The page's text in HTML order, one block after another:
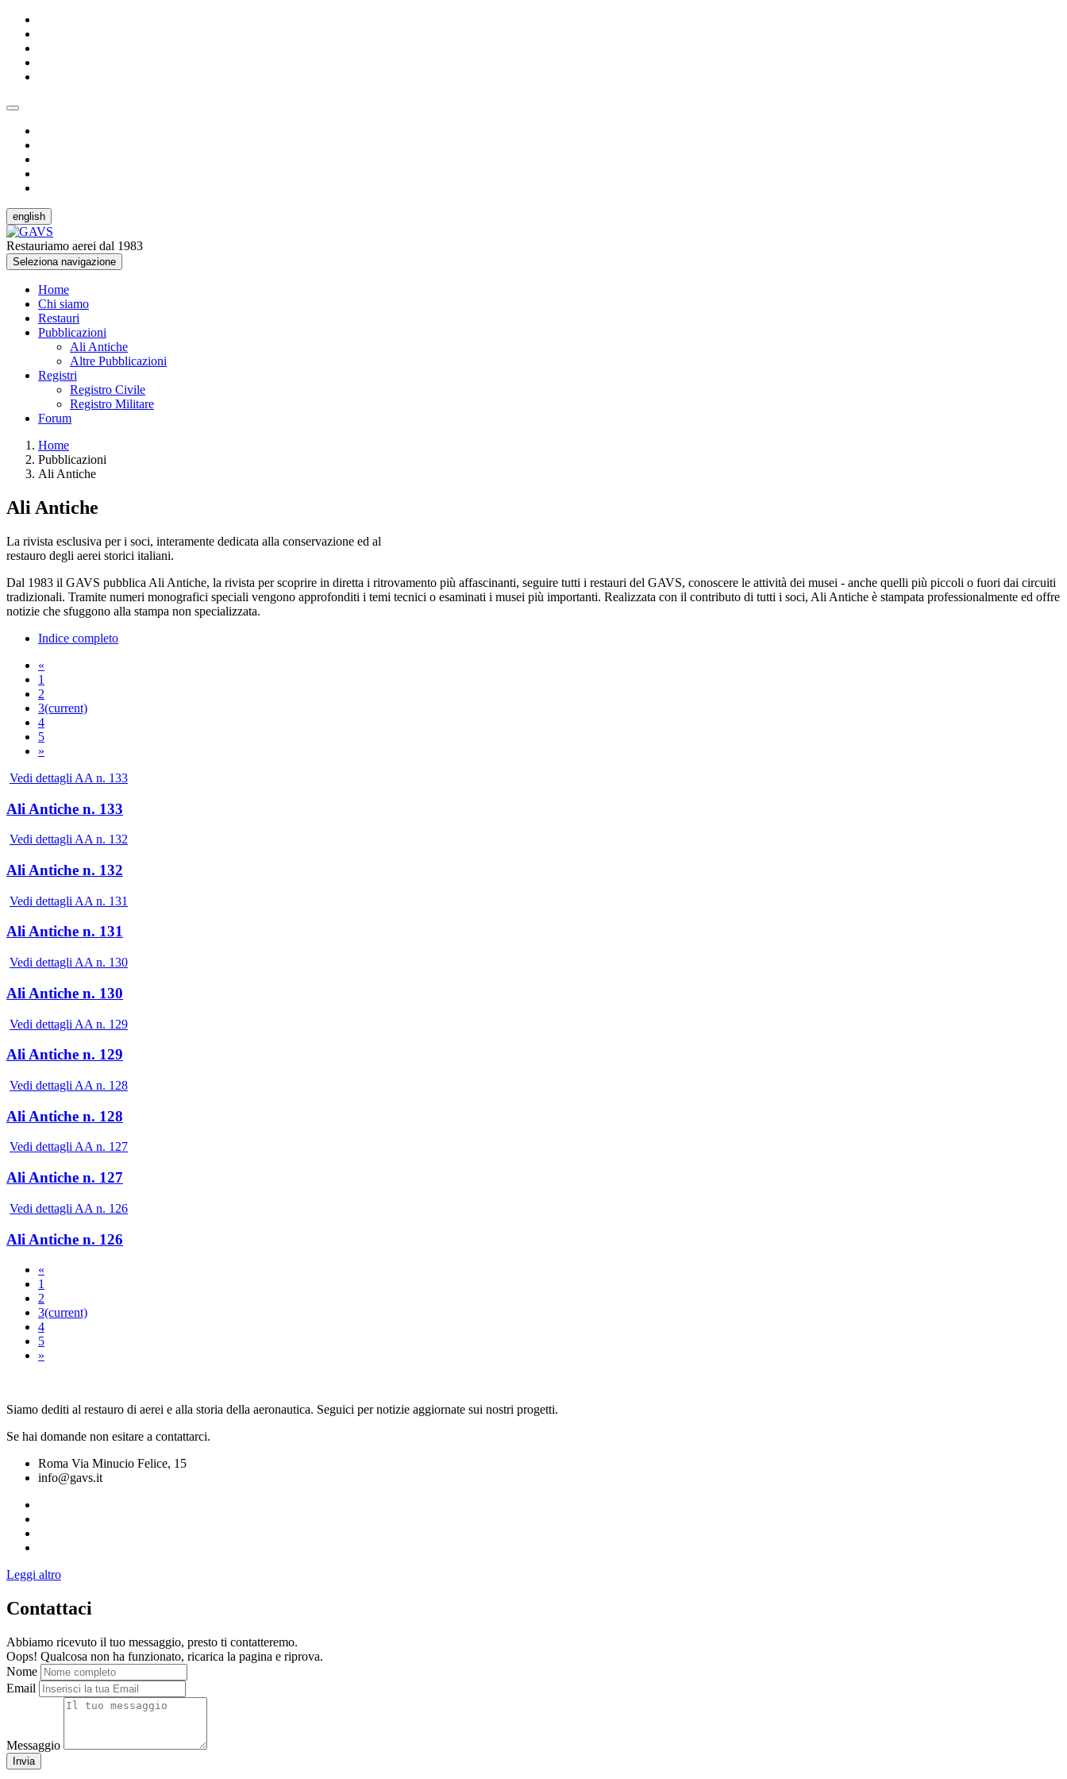
english
Restauriamo aerei dal 1983
Seleziona navigazione
Home
Chi siamo
Restauri
Pubblicazioni
Ali Antiche
Altre Pubblicazioni
Registri
Registro Civile
Registro Militare
Forum
Home
Pubblicazioni
Ali Antiche
Ali Antiche
La rivista esclusiva per i soci, interamente dedicata alla conservazione ed al
restauro degli aerei storici italiani.
Dal 1983 il GAVS pubblica Ali Antiche, la rivista per scoprire in diretta i ritrovamento più affascinanti, seguire tutti i restauri del GAVS, conoscere le attività dei musei - anche quelli più piccoli o fuori dai circuiti
tradizionali. Tramite numeri monografici speciali vengono approfonditi i temi tecnici o esaminati i musei più importanti. Realizzata con il contributo di tutti i soci, Ali Antiche è stampata professionalmente ed offre
notizie che sfuggono alla stampa non specializzata.
Indice completo
«
1
2
3(current)
4
5
»
Vedi dettagli AA n. 133
Ali Antiche n. 133
Vedi dettagli AA n. 132
Ali Antiche n. 132
Vedi dettagli AA n. 131
Ali Antiche n. 131
Vedi dettagli AA n. 130
Ali Antiche n. 130
Vedi dettagli AA n. 129
Ali Antiche n. 129
Vedi dettagli AA n. 128
Ali Antiche n. 128
Vedi dettagli AA n. 127
Ali Antiche n. 127
Vedi dettagli AA n. 126
Ali Antiche n. 126
«
1
2
3(current)
4
5
»
Siamo dediti al restauro di aerei e alla storia della aeronautica. Seguici per notizie aggiornate sui nostri progetti.
Se hai domande non esitare a contattarci.
Roma Via Minucio Felice, 15
info@gavs.it
Leggi altro
Contattaci
Abbiamo ricevuto il tuo messaggio, presto ti contatteremo.
Oops! Qualcosa non ha funzionato, ricarica la pagina e riprova.
Nome
Email
Messaggio